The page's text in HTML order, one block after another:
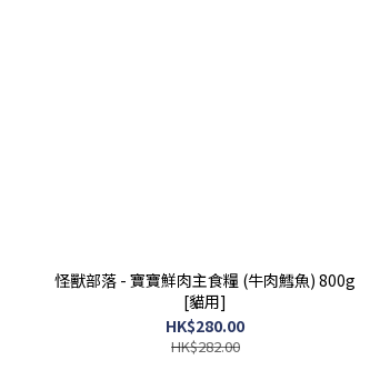
怪獸部落 - 寶寶鮮肉主食糧 (牛肉鱈魚) 800g
[貓用]
HK$280.00
HK$282.00